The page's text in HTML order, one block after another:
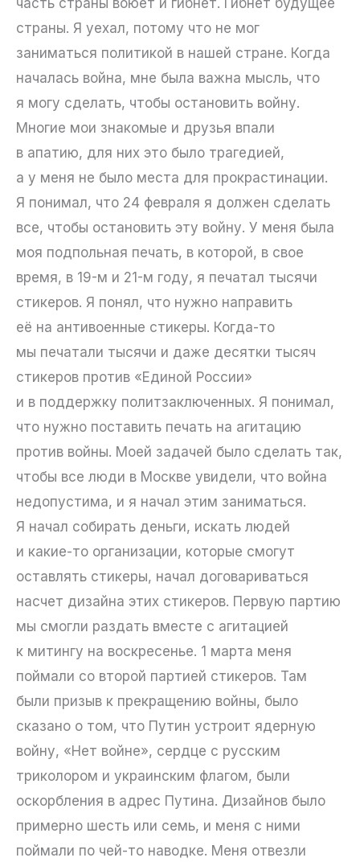
страны. Я уехал, потому что не мог
заниматься политикой в нашей стране. Когда
началась война, мне была важна мысль, что
я могу сделать, чтобы остановить войну.
Многие мои знакомые и друзья впали
в апатию, для них это было трагедией,
а у меня не было места для прокрастинации.
Я понимал, что 24 февраля я должен сделать
все, чтобы остановить эту войну. У меня была
моя подпольная печать, в которой, в свое
время, в 19-м и 21-м году, я печатал тысячи
стикеров. Я понял, что нужно направить
её на антивоенные стикеры. Когда-то
мы печатали тысячи и даже десятки тысяч
стикеров против «Единой России»
и в поддержку политзаключенных. Я понимал,
что нужно поставить печать на агитацию
против войны. Моей задачей было сделать так,
чтобы все люди в Москве увидели, что война
недопустима, и я начал этим заниматься.
Я начал собирать деньги, искать людей
и какие-то организации, которые смогут
оставлять стикеры, начал договариваться
насчет дизайна этих стикеров. Первую партию
мы смогли раздать вместе с агитацией
к митингу на воскресенье. 1 марта меня
поймали со второй партией стикеров. Там
были призыв к прекращению войны, было
сказано о том, что Путин устроит ядерную
войну, «Нет войне», сердце с русским
триколором и украинским флагом, были
оскорбления в адрес Путина. Дизайнов было
примерно шесть или семь, и меня с ними
поймали по чей-то наводке. Меня отвезли